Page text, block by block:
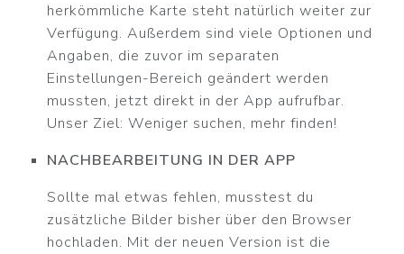
herkömmliche Karte steht natürlich weiter zur
Verfügung. Außerdem sind viele Optionen und
Angaben, die zuvor im separaten
Einstellungen-Bereich geändert werden
mussten, jetzt direkt in der App aufrufbar.
Unser Ziel: Weniger suchen, mehr finden!
NACHBEARBEITUNG IN DER APP
Sollte mal etwas fehlen, musstest du
zusätzliche Bilder bisher über den Browser
hochladen. Mit der neuen Version ist die